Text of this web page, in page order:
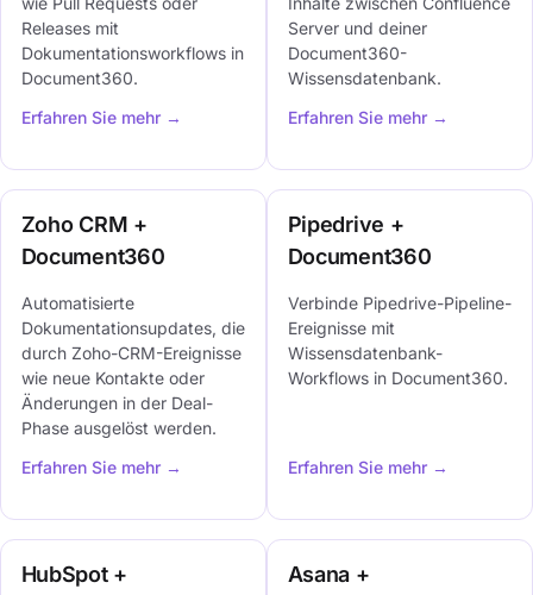
Releases mit
Dokumentationsworkflows in
Document360.
Erfahren Sie mehr →
Server und deiner
Document360-
Wissensdatenbank.
Erfahren Sie mehr →
Zoho CRM +
Document360
Automatisierte
Dokumentationsupdates, die
durch Zoho-CRM-Ereignisse
wie neue Kontakte oder
Änderungen in der Deal-
Phase ausgelöst werden.
Erfahren Sie mehr →
Pipedrive +
Document360
Verbinde Pipedrive-Pipeline-
Ereignisse mit
Wissensdatenbank-
Workflows in Document360.
Erfahren Sie mehr →
HubSpot +
Asana +